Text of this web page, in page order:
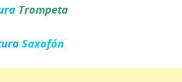
Trompeta
Saxofón